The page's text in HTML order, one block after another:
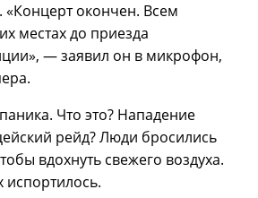
«Концерт окончен. Всем
местах до приезда
— заявил он в микрофон,
Что это? Нападение
рейд? Люди бросились
вдохнуть свежего воздуха.
испортилось.